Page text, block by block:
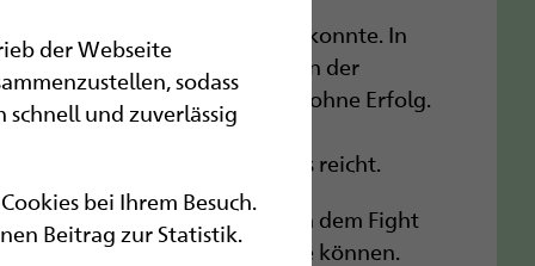
12 : 11 Führung herstellen konnte. In
immer wieder – so wie in der
zu überwinden – jedoch ohne Erfolg.
Schluss war klar, dass die
Sieg des Pokalwettbewerbs reicht.
des Pokals war, sagte nach dem Fight
Nils haben gezeigt, was sie können.
der Webseite
sodass
und zuverlässig
bei Ihrem Besuch.
Beitrag zur Statistik.